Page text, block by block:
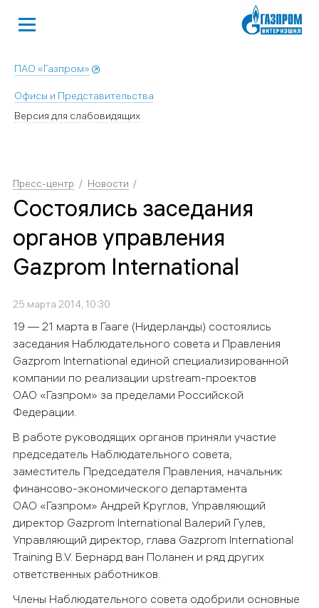
ПАО «Газпром»
Офисы и Представительства
Версия для слабовидящих
Пресс-центр Новости
Состоялись заседания
органов управления
Gazprom International
25 марта 2014, 10:30
19 — 21 марта в Гааге (Нидерланды) состоялись
заседания Наблюдательного совета и Правления
Gazprom International единой специализированной
компании по реализации upstream-проектов
ОАО «Газпром» за пределами Российской
Федерации.
В работе руководящих органов приняли участие
председатель Наблюдательного совета,
заместитель Председателя Правления, начальник
финансово-экономического департамента
ОАО «Газпром» Андрей Круглов, Управляющий
директор Gazprom International Валерий Гулев,
Управляющий директор, глава Gazprom International
Training B.V. Бернард ван Поланен и ряд других
ответственных работников.
Члены Наблюдательного совета одобрили основные